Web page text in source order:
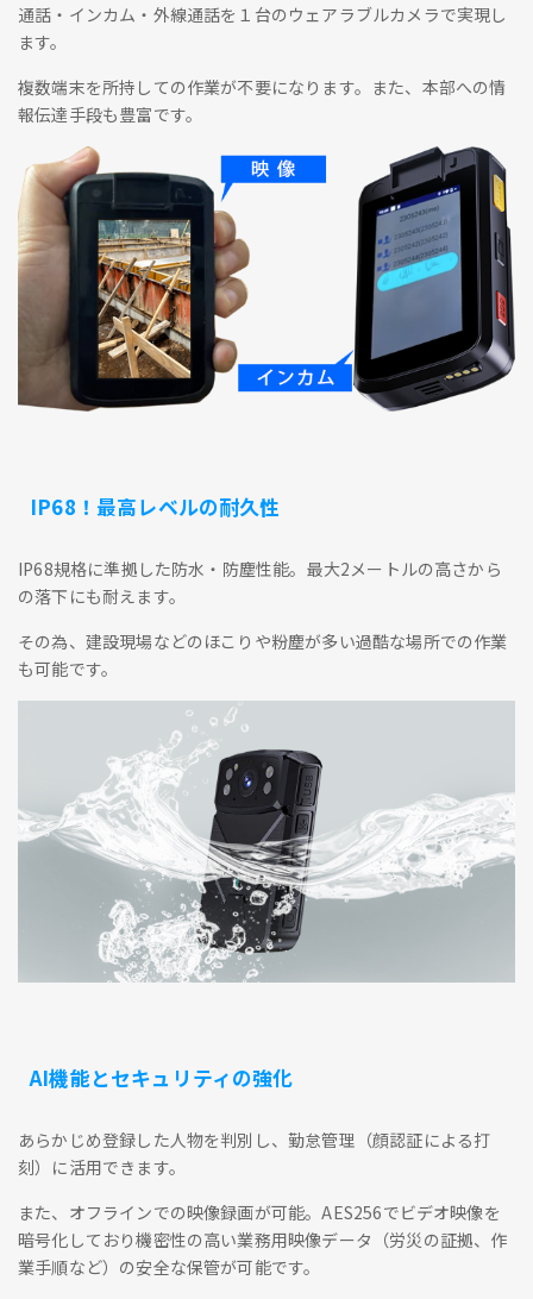
通話・インカム・外線通話を１台のウェアラブルカメラで実現し
ます。
複数端末を所持しての作業が不要になります。また、本部への情
報伝達手段も豊富です。
IP68！最高レベルの耐久性
IP68規格に準拠した防水・防塵性能。最大2メートルの高さから
の落下にも耐えます。
その為、建設現場などのほこりや粉塵が多い過酷な場所での作業
も可能です。
AI機能とセキュリティの強化
あらかじめ登録した人物を判別し、勤怠管理（顔認証による打
刻）に活用できます。
また、オフラインでの映像録画が可能。AES256でビデオ映像を
暗号化しており機密性の高い業務用映像データ（労災の証拠、作
業手順など）の安全な保管が可能です。